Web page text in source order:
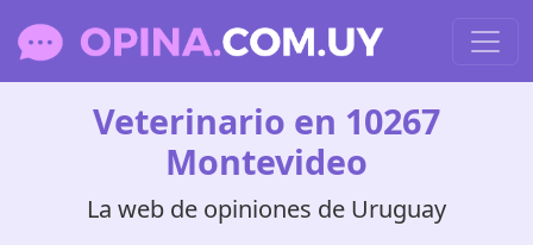
Veterinario en 10267
Montevideo
La web de opiniones de Uruguay